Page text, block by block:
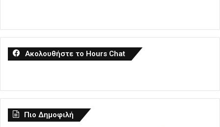
Ακολουθήστε το Hours Chat
Πιο Δημοφιλή